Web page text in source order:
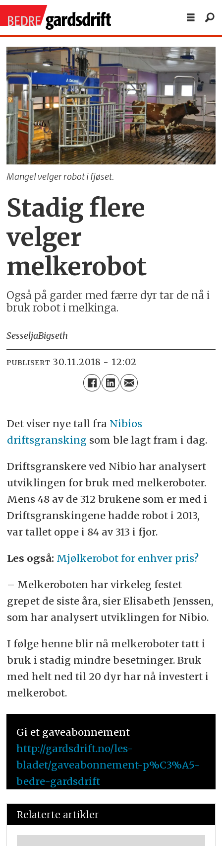
Mangel velger robot i fjøset.
Stadig flere
velger
melkerobot
Også på garder med færre dyr tar de nå i
bruk robot i melkinga.
SesseljaBigseth
PUBLISERT 30.11.2018 - 12:02
Det viser nye tall fra Nibios
driftsgransking som ble lagt fram i dag.
Driftsgranskere ved Nibio har analysert
utviklingen for bruk med melkeroboter.
Mens 48 av de 312 brukene som er med i
Driftsgranskingene hadde robot i 2013,
var tallet oppe i 84 av 313 i fjor.
Les også: Mjølkerobot for enhver pris?
– Melkeroboten har virkeleg festet
grepet de siste åra, sier Elisabeth Jenssen,
som har analysert utviklingen for Nibio.
I følge henne blir nå melkeroboter tatt i
bruk i stadig mindre besetninger. Bruk
med helt ned til 20 dyr har nå investert i
melkerobot.
Gi et gaveabonnement
http://gardsdrift.no/les-
bladet/gaveabonnement-p%C3%A5-
bedre-gardsdrift
Relaterte artikler